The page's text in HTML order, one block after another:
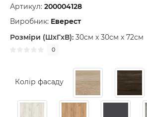
Артикул: 200004128
Виробник: Еверест
Розміри (ШxГxВ): 30см x 30см x 72см
0
Колір фасаду